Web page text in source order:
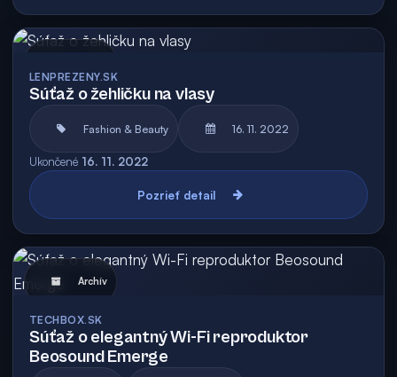
LENPREZENY.SK
Súťaž o žehličku na vlasy
Fashion & Beauty 16. 11. 2022
Ukončené 16. 11. 2022
Pozrieť detail
Archív
TECHBOX.SK
Súťaž o elegantný Wi-Fi reproduktor
Beosound Emerge